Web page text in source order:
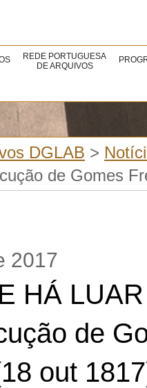
REDE PORTUGUESA
DE ARQUIVOS
DGLAB >
de Gomes
2017
HÁ
de
out